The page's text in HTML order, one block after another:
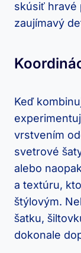
skúsiť⁣ hravé
zaujímavý
Keď‌
vrstvením
svetrové
⁢alebo
a textúru,
štýlovým.
šatku,
⁤dokonale​